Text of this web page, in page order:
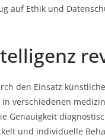
auf Ethik und
den Einsatz
verschiedenen
Genauigkeit
und individuelle